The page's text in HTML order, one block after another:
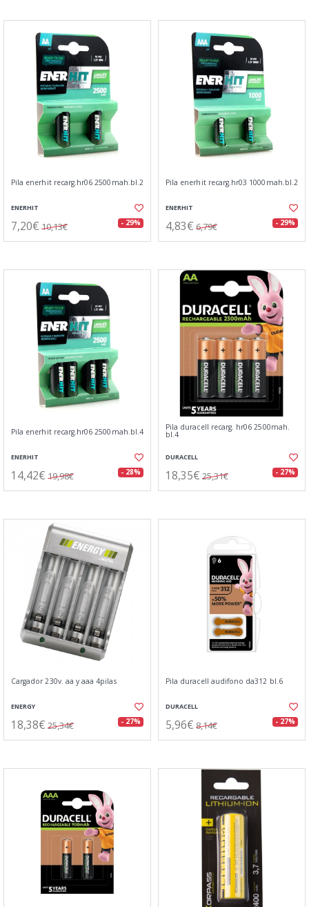
Pila enerhit recarg.hr06 2500mah.bl.2
ENERHIT
7,20€ 10,13€ - 29%
Pila enerhit recarg.hr03 1000mah.bl.2
ENERHIT
4,83€ 6,79€ - 29%
Pila enerhit recarg.hr06 2500mah.bl.4
ENERHIT
14,42€ 19,98€ - 28%
Pila duracell recarg. hr06 2500mah.
bl.4
DURACELL
18,35€ 25,31€ - 27%
Cargador 230v. aa y aaa 4pilas
ENERGY
18,38€ 25,34€ - 27%
Pila duracell audifono da312 bl.6
DURACELL
5,96€ 8,14€ - 27%